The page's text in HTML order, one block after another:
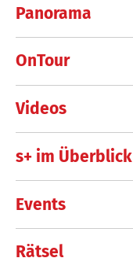
Panorama
OnTour
Videos
s+ im Überblick
Events
Rätsel